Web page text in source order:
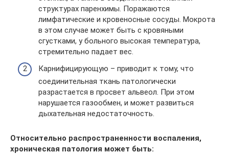
структурах паренхимы. Поражаются
лимфатические и кровеносные сосуды. Мокрота
в этом случае может быть с кровяными
сгустками, у больного высокая температура,
стремительно падает вес.
Карнифицирующую – приводит к тому, что
соединительная ткань патологически
разрастается в просвет альвеол. При этом
нарушается газообмен, и может развиться
дыхательная недостаточность.
Относительно распространенности воспаления,
хроническая патология может быть: